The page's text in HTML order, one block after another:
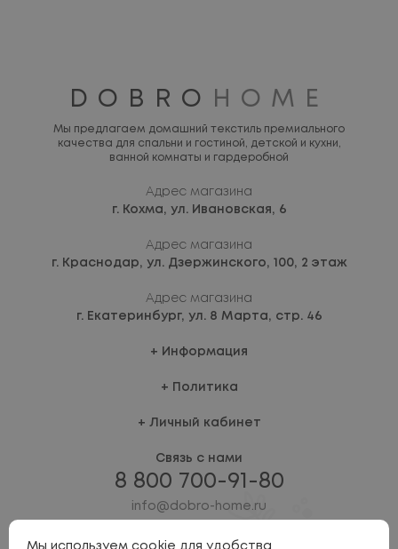
DOBRO HOME
Мы предлагаем домашний текстиль премиального
качества для спальни и гостиной, детской и кухни,
ванной комнаты и гардеробной
Адрес магазина
г. Кохма, ул. Ивановская, 6
Адрес магазина
г. Краснодар, ул. Дзержинского, 100, 2 этаж
Адрес магазина
г. Екатеринбург, ул. 8 Марта, стр. 46
Информация
Политика
Личный кабинет
Связь с нами
8 800 700-91-80
info@dobro-home.ru
Мы используем cookie для удобства